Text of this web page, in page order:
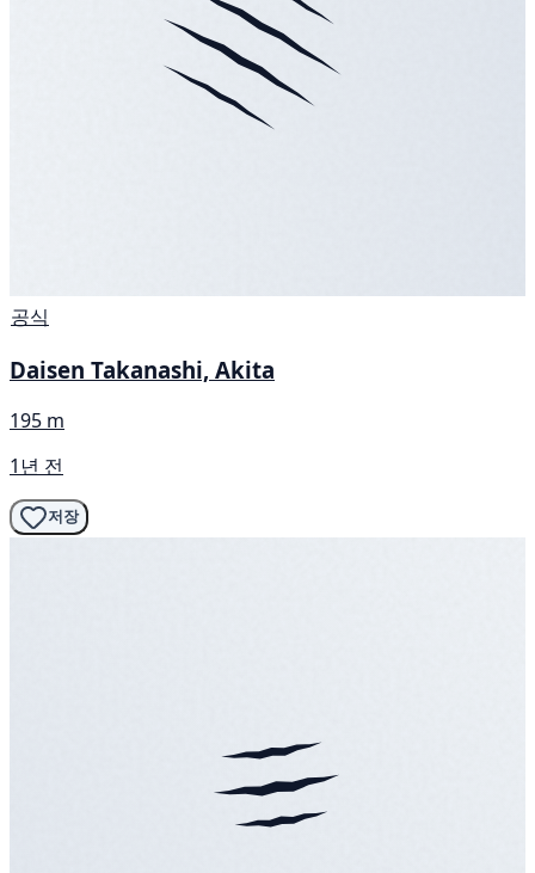
공식
Daisen Takanashi, Akita
195 m
1년 전
저장